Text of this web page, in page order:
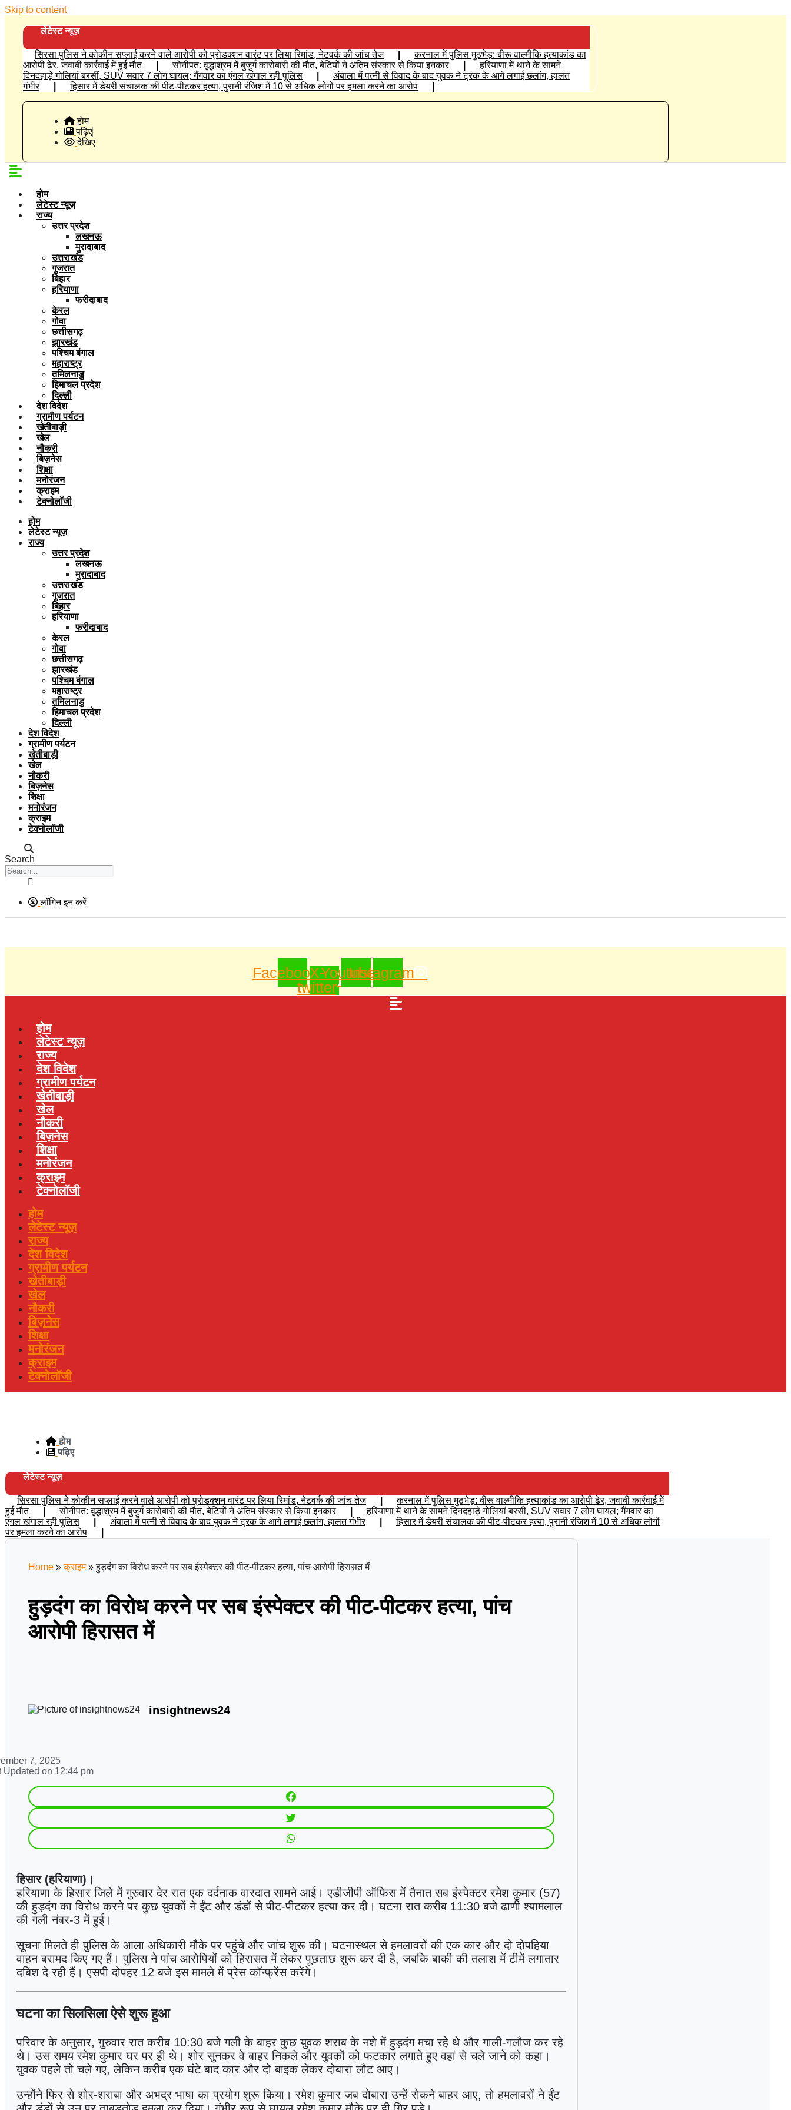
Skip to content
लेटेस्ट न्यूज़
सिरसा पुलिस ने कोकीन सप्लाई करने वाले आरोपी को प्रोडक्शन वारंट पर लिया रिमांड, नेटवर्क की जांच तेज
करनाल में पुलिस मुठभेड़: बीरू वाल्मीकि हत्याकांड का
आरोपी ढेर, जवाबी कार्रवाई में हुई मौत
सोनीपत: वृद्धाश्रम में बुजुर्ग कारोबारी की मौत, बेटियों ने अंतिम संस्कार से किया इनकार
हरियाणा में थाने के सामने
दिनदहाड़े गोलियां बरसीं, SUV सवार 7 लोग घायल; गैंगवार का एंगल खंगाल रही पुलिस
अंबाला में पत्नी से विवाद के बाद युवक ने ट्रक के आगे लगाई छलांग, हालत
गंभीर
हिसार में डेयरी संचालक की पीट-पीटकर हत्या, पुरानी रंजिश में 10 से अधिक लोगों पर हमला करने का आरोप
होम
पढ़िए
देखिए
होम
लेटेस्ट न्यूज़
राज्य
उत्तर प्रदेश
लखनऊ
मुरादाबाद
उत्तराखंड
गुजरात
बिहार
हरियाणा
फरीदाबाद
केरल
गोवा
छत्तीसगढ़
झारखंड
पश्चिम बंगाल
महाराष्ट्र
तमिलनाडु
हिमाचल प्रदेश
दिल्ली
देश विदेश
ग्रामीण पर्यटन
खेतीबाड़ी
खेल
नौकरी
बिज़नेस
शिक्षा
मनोरंजन
क्राइम
टेक्नोलॉजी
होम
लेटेस्ट न्यूज़
राज्य
उत्तर प्रदेश
लखनऊ
मुरादाबाद
उत्तराखंड
गुजरात
बिहार
हरियाणा
फरीदाबाद
केरल
गोवा
छत्तीसगढ़
झारखंड
पश्चिम बंगाल
महाराष्ट्र
तमिलनाडु
हिमाचल प्रदेश
दिल्ली
देश विदेश
ग्रामीण पर्यटन
खेतीबाड़ी
खेल
नौकरी
बिज़नेस
शिक्षा
मनोरंजन
क्राइम
टेक्नोलॉजी
Search
लॉगिन इन करें
FacebookX-
twitter
YoutubeInstagram
होम
लेटेस्ट न्यूज़
राज्य
देश विदेश
ग्रामीण पर्यटन
खेतीबाड़ी
खेल
नौकरी
बिज़नेस
शिक्षा
मनोरंजन
क्राइम
टेक्नोलॉजी
होम
लेटेस्ट न्यूज़
राज्य
देश विदेश
ग्रामीण पर्यटन
खेतीबाड़ी
खेल
नौकरी
बिज़नेस
शिक्षा
मनोरंजन
क्राइम
टेक्नोलॉजी
होम
पढ़िए
लेटेस्ट न्यूज़
सिरसा पुलिस ने कोकीन सप्लाई करने वाले आरोपी को प्रोडक्शन वारंट पर लिया रिमांड, नेटवर्क की जांच तेज
करनाल में पुलिस मुठभेड़: बीरू वाल्मीकि हत्याकांड का आरोपी ढेर, जवाबी कार्रवाई में
हुई मौत
सोनीपत: वृद्धाश्रम में बुजुर्ग कारोबारी की मौत, बेटियों ने अंतिम संस्कार से किया इनकार
हरियाणा में थाने के सामने दिनदहाड़े गोलियां बरसीं, SUV सवार 7 लोग घायल; गैंगवार का
एंगल खंगाल रही पुलिस
अंबाला में पत्नी से विवाद के बाद युवक ने ट्रक के आगे लगाई छलांग, हालत गंभीर
हिसार में डेयरी संचालक की पीट-पीटकर हत्या, पुरानी रंजिश में 10 से अधिक लोगों
पर हमला करने का आरोप
Home » क्राइम »हुड़दंग का विरोध करने पर सब इंस्पेक्टर की पीट-पीटकर हत्या, पांच आरोपी हिरासत में
हुड़दंग का विरोध करने पर सब इंस्पेक्टर की पीट-पीटकर हत्या, पांच
आरोपी हिरासत में
insightnews24
7, 2025
Updated on 12:44 pm
हिसार (हरियाणा)।
हरियाणा के हिसार जिले में गुरुवार देर रात एक दर्दनाक वारदात सामने आई। एडीजीपी ऑफिस में तैनात सब इंस्पेक्टर रमेश कुमार (57)
की हुड़दंग का विरोध करने पर कुछ युवकों ने ईंट और डंडों से पीट-पीटकर हत्या कर दी। घटना रात करीब 11:30 बजे ढाणी श्यामलाल
की गली नंबर-3 में हुई।
सूचना मिलते ही पुलिस के आला अधिकारी मौके पर पहुंचे और जांच शुरू की। घटनास्थल से हमलावरों की एक कार और दो दोपहिया
वाहन बरामद किए गए हैं। पुलिस ने पांच आरोपियों को हिरासत में लेकर पूछताछ शुरू कर दी है, जबकि बाकी की तलाश में टीमें लगातार
दबिश दे रही हैं। एसपी दोपहर 12 बजे इस मामले में प्रेस कॉन्फ्रेंस करेंगे।
घटना का सिलसिला ऐसे शुरू हुआ
परिवार के अनुसार, गुरुवार रात करीब 10:30 बजे गली के बाहर कुछ युवक शराब के नशे में हुड़दंग मचा रहे थे और गाली-गलौज कर रहे
थे। उस समय रमेश कुमार घर पर ही थे। शोर सुनकर वे बाहर निकले और युवकों को फटकार लगाते हुए वहां से चले जाने को कहा।
युवक पहले तो चले गए, लेकिन करीब एक घंटे बाद कार और दो बाइक लेकर दोबारा लौट आए।
उन्होंने फिर से शोर-शराबा और अभद्र भाषा का प्रयोग शुरू किया। रमेश कुमार जब दोबारा उन्हें रोकने बाहर आए, तो हमलावरों ने ईंट